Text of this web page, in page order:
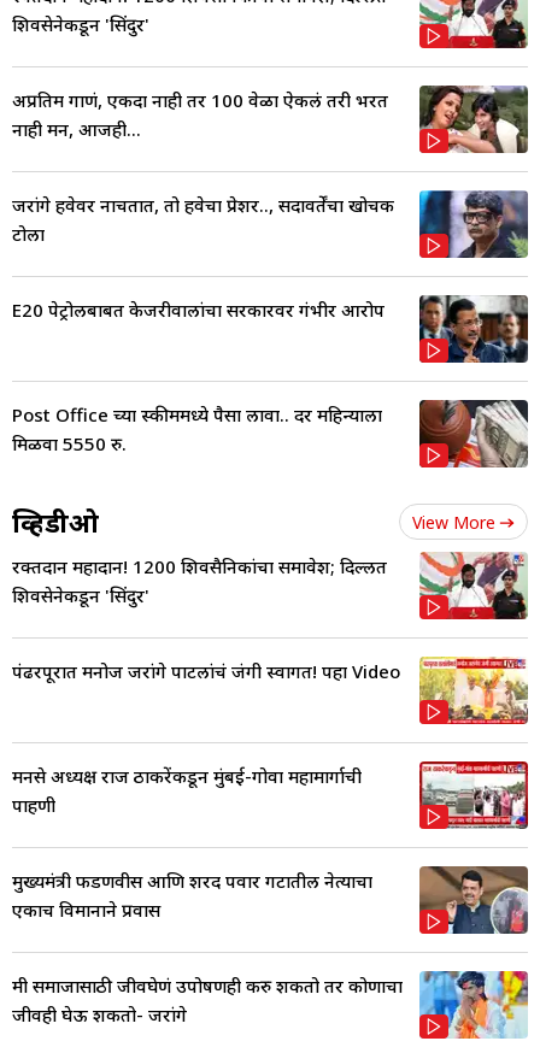
शिवसेनेकडून 'सिंदुर'
अप्रतिम गाणं, एकदा नाही तर 100 वेळा ऐकलं तरी भरत
नाही मन, आजही...
जरांगे हवेवर नाचतात, तो हवेचा प्रेशर.., सदावर्तेंचा खोचक
टोला
E20 पेट्रोलबाबत केजरीवालांचा सरकारवर गंभीर आरोप
Post Office च्या स्कीममध्ये पैसा लावा.. दर महिन्याला
मिळवा 5550 रु.
व्हिडीओ View More
रक्तदान महादान! 1200 शिवसैनिकांचा समावेश; दिल्लीत
शिवसेनेकडून 'सिंदुर'
पंढरपूरात मनोज जरांगे पाटलांचं जंगी स्वागत! पहा Video
मनसे अध्यक्ष राज ठाकरेंकडून मुंबई-गोवा महामार्गाची
पाहणी
मुख्यमंत्री फडणवीस आणि शरद पवार गटातील नेत्याचा
एकाच विमानाने प्रवास
मी समाजासाठी जीवघेणं उपोषणही करु शकतो तर कोणाचा
जीवही घेऊ शकतो- जरांगे